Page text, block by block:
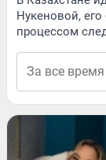
Нукеновой,
процессом